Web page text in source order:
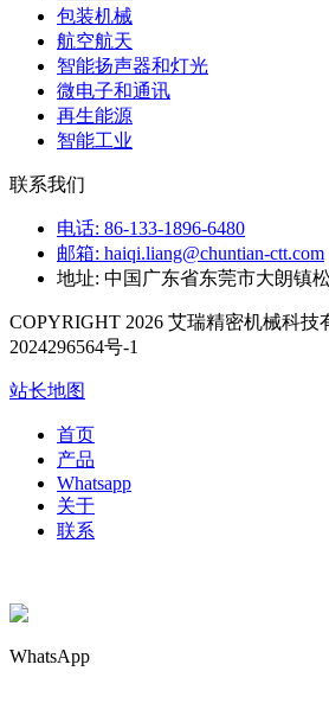
包装机械
航空航天
智能扬声器和灯光
微电子和通讯
再生能源
智能工业
联系我们
电话: 86-133-1896-6480
邮箱: haiqi.liang@chuntian-ctt.com
地址: 中国广东省东莞市大朗镇
COPYRIGHT 2026 艾瑞精密机械科
2024296564号-1
站长地图
首页
产品
Whatsapp
关于
联系
WhatsApp